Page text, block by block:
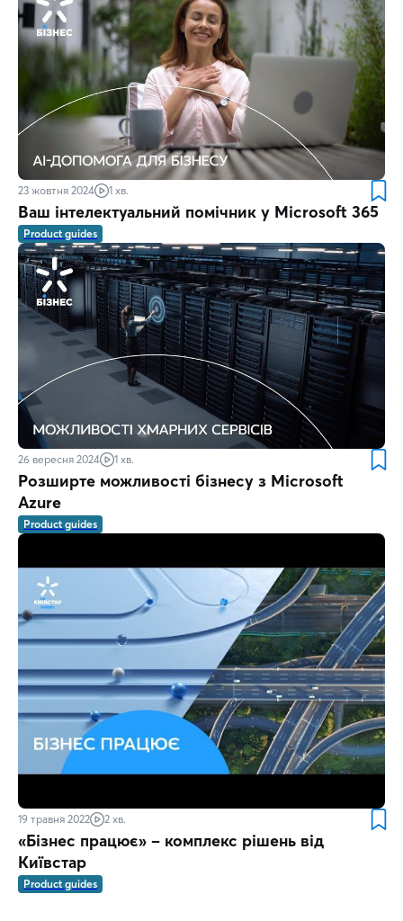
23 жовтня 2024 1 хв.
Ваш інтелектуальний помічник у Microsoft 365
Product guides
26 вересня 2024 1 хв.
Розширте можливості бізнесу з Microsoft
Azure
Product guides
19 травня 2022 2 хв.
«Бізнес працює» – комплекс рішень від
Київстар
Product guides